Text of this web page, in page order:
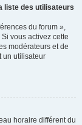
liste des utilisateurs
du forum »,
vous activez cette
modérateurs et de
un utilisateur
horaire différent du